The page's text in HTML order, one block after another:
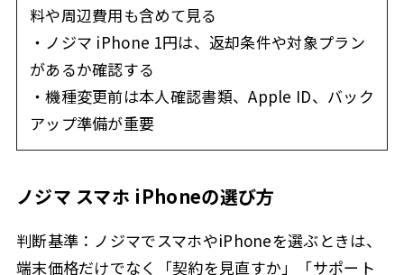
料や周辺費用も含めて見る
・ノジマ iPhone 1円は、返却条件や対象プラン
があるか確認する
・機種変更前は本人確認書類、Apple ID、バック
アップ準備が重要
ノジマ スマホ iPhoneの選び方
判断基準：ノジマでスマホやiPhoneを選ぶときは、
端末価格だけでなく「契約を見直すか」「サポート